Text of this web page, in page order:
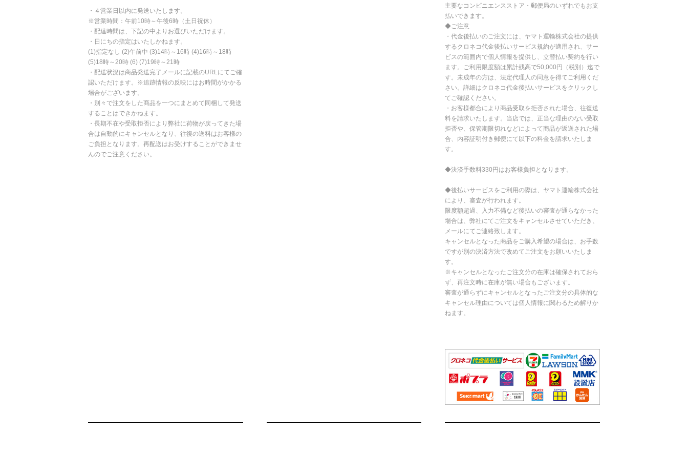
・４営業日以内に発送いたします。
※営業時間：午前10時～午後6時（土日祝休）
・配達時間は、下記の中よりお選びいただけます。
・日にちの指定はいたしかねます。
(1)指定なし (2)午前中 (3)14時～16時 (4)16時～18時
(5)18時～20時 (6) (7)19時～21時
・配送状況は商品発送完了メールに記載のURLにてご確
認いただけます。※追跡情報の反映にはお時間がかかる
場合がございます。
・別々で注文をした商品を一つにまとめて同梱して発送
することはできかねます。
・長期不在や受取拒否により弊社に荷物が戻ってきた場
合は自動的にキャンセルとなり、往復の送料はお客様の
ご負担となります。再配送はお受けすることができませ
んのでご注意ください。
主要なコンビニエンスストア・郵便局のいずれでもお支
払いできます。
◆ご注意
・代金後払いのご注文には、ヤマト運輸株式会社の提供
するクロネコ代金後払いサービス規約が適用され、サー
ビスの範囲内で個人情報を提供し、立替払い契約を行い
ます。ご利用限度額は累計残高で50,000円（税別）迄で
す。未成年の方は、法定代理人の同意を得てご利用くだ
さい。詳細はクロネコ代金後払いサービスをクリックし
てご確認ください。
・お客様都合により商品受取を拒否された場合、往復送
料を請求いたします。当店では、正当な理由のない受取
拒否や、保管期限切れなどによって商品が返送された場
合、内容証明付き郵便にて以下の料金を請求いたしま
す。
◆決済手数料330円はお客様負担となります。
◆後払いサービスをご利用の際は、ヤマト運輸株式会社
により、審査が行われます。
限度額超過、入力不備など後払いの審査が通らなかった
場合は、弊社にてご注文をキャンセルさせていただき、
メールにてご連絡致します。
キャンセルとなった商品をご購入希望の場合は、お手数
ですが別の決済方法で改めてご注文をお願いいたしま
す。
※キャンセルとなったご注文分の在庫は確保されておら
ず、再注文時に在庫が無い場合もございます。
審査が通らずにキャンセルとなったご注文分の具体的な
キャンセル理由については個人情報に関わるため解りか
ねます。